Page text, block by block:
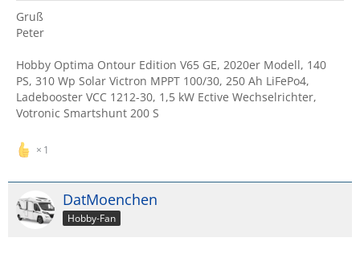
Gruß
Peter
Hobby Optima Ontour Edition V65 GE, 2020er Modell, 140
PS, 310 Wp Solar Victron MPPT 100/30, 250 Ah LiFePo4,
Ladebooster VCC 1212-30, 1,5 kW Ective Wechselrichter,
Votronic Smartshunt 200 S
1
DatMoenchen
Hobby-Fan